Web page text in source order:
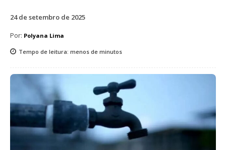
24 de setembro de 2025
Por: Polyana Lima
Tempo de leitura: menos de minutos